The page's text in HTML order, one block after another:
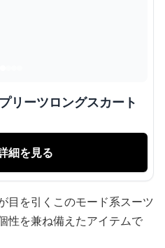
リーツロングスカート
細を見る
目を引くこのモード系スーツ
性を兼ね備えたアイテムで